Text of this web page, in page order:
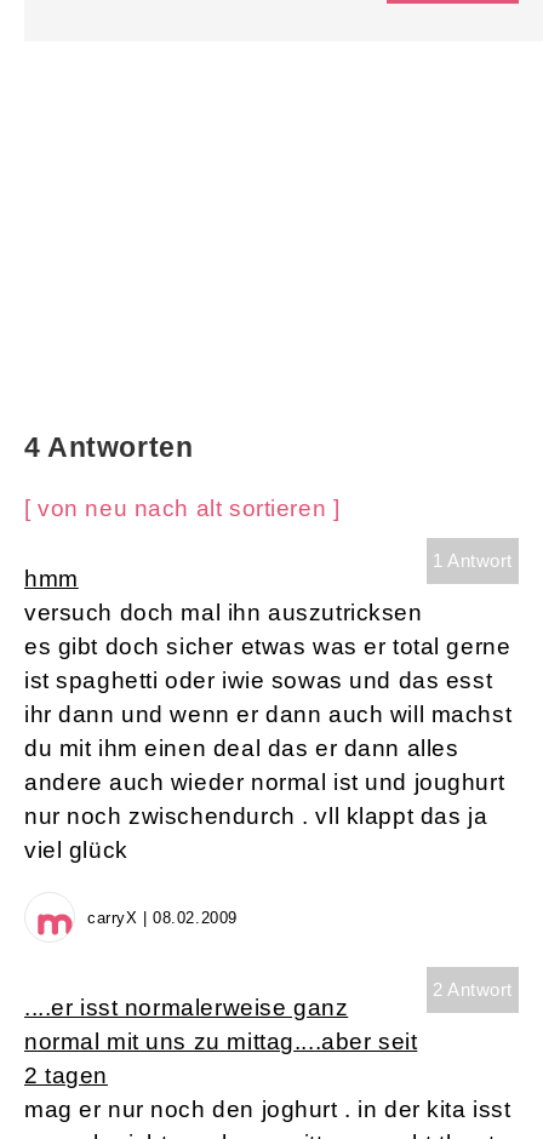
4 Antworten
[ von neu nach alt sortieren ]
1 Antwort
hmm
versuch doch mal ihn auszutricksen
es gibt doch sicher etwas was er total gerne
ist spaghetti oder iwie sowas und das esst
ihr dann und wenn er dann auch will machst
du mit ihm einen deal das er dann alles
andere auch wieder normal ist und joughurt
nur noch zwischendurch . vll klappt das ja
viel glück
carryX | 08.02.2009
2 Antwort
....er isst normalerweise ganz
normal mit uns zu mittag....aber seit
2 tagen
mag er nur noch den joghurt . in der kita isst